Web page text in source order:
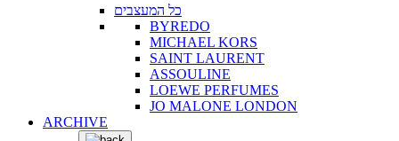
כל המעצבים
BYREDO
MICHAEL KORS
SAINT LAURENT
ASSOULINE
LOEWE PERFUMES
JO MALONE LONDON
ARCHIVE